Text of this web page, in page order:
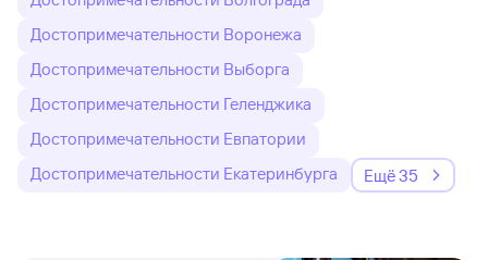
Достопримечательности Воронежа
Достопримечательности Выборга
Достопримечательности Геленджика
Достопримечательности Евпатории
Достопримечательности Екатеринбурга
Ещё 35